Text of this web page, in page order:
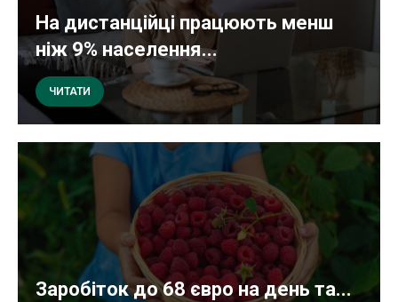
На дистанційці працюють менш
ніж 9% населення...
ЧИТАТИ
Заробіток до 68 євро на день та...